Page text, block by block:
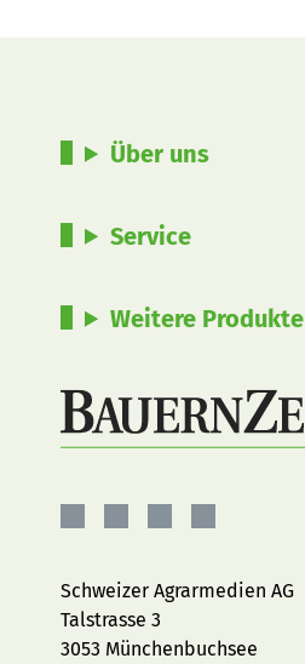
Über uns
Service
Weitere Produkte
Facebook
Instagram
YouTubeLinkedIn
Schweizer Agrarmedien AG
Talstrasse 3
3053 Münchenbuchsee